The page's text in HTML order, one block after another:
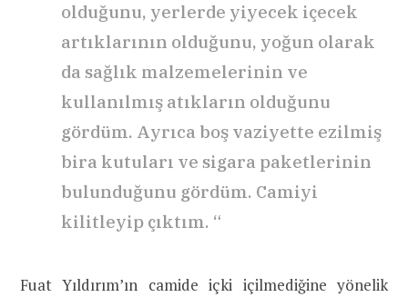
olduğunu, yerlerde yiyecek içecek
artıklarının olduğunu, yoğun olarak
da sağlık malzemelerinin ve
kullanılmış atıkların olduğunu
gördüm. Ayrıca boş vaziyette ezilmiş
bira kutuları ve sigara paketlerinin
bulunduğunu gördüm. Camiyi
kilitleyip çıktım. “
Fuat Yıldırım’ın camide içki içilmediğine yönelik